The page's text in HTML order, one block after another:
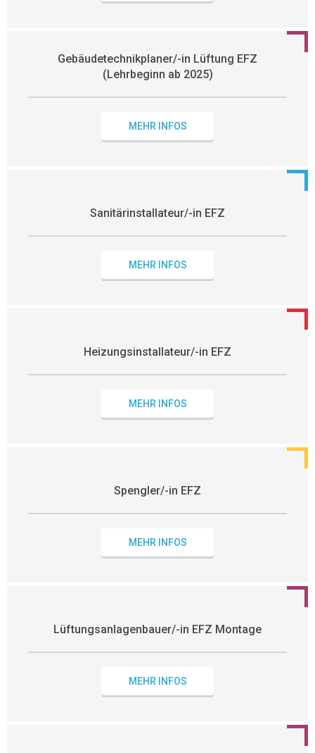
Gebäudetechnikplaner/-in Lüftung EFZ
(Lehrbeginn ab 2025)
MEHR INFOS
Sanitärinstallateur/-in EFZ
MEHR INFOS
Heizungsinstallateur/-in EFZ
MEHR INFOS
Spengler/-in EFZ
MEHR INFOS
Lüftungsanlagenbauer/-in EFZ Montage
MEHR INFOS